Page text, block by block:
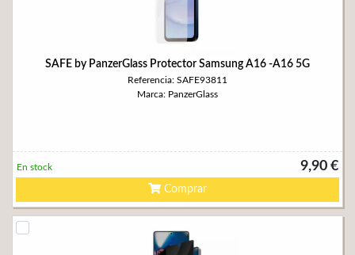
SAFE by PanzerGlass Protector Samsung A16 -A16 5G
Referencia: SAFE93811
Marca: PanzerGlass
9,90 €
En stock
Comprar